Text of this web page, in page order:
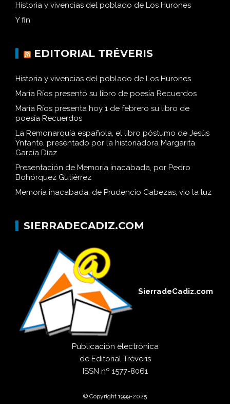
Historia y vivencias del poblado de Los Hurones
Y fin
EDITORIAL TRÉVERIS
Historia y vivencias del poblado de Los Hurones
María Ríos presentó su libro de poesía Recuerdos
María Ríos presenta hoy 1 de febrero su libro de
poesía Recuerdos
La Remonarquía española, el libro póstumo de Jesús
Ynfante, presentado por la historiadora Margarita
García Díaz
Presentación de Memoria inacabada, por Pedro
Bohórquez Gutiérrez
Memoria inacabada, de Prudencio Cabezas, vio la luz
SIERRADECADIZ.COM
SierradeCadiz.com
Publicación electrónica
de Editorial Tréveris
ISSN nº 1577-8061
© Copyright 1999-2025